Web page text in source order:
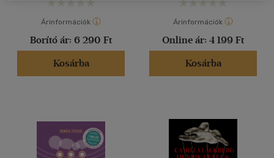
Árinformációk
Borító ár: 6 290 Ft
Kosárba
Árinformációk
Online ár: 4 199 Ft
Kosárba